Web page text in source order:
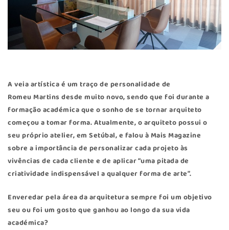
A veia artística é um traço de personalidade de
Romeu Martins desde muito novo, sendo que foi durante a
formação académica que o sonho de se tornar arquiteto
começou a tomar forma. Atualmente, o arquiteto possui o
seu próprio atelier, em Setúbal, e falou à Mais Magazine
sobre a importância de personalizar cada projeto às
vivências de cada cliente e de aplicar “uma pitada de
criatividade indispensável a qualquer forma de arte”.
Enveredar pela área da arquitetura sempre foi um objetivo
seu ou foi um gosto que ganhou ao longo da sua vida
académica?